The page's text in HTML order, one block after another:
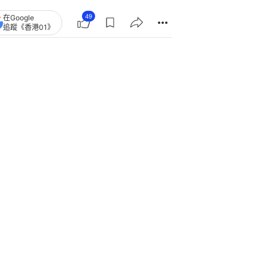
在Google
追蹤《香港01》
49